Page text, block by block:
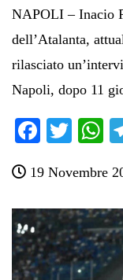
NAPOLI – Inacio
dell’Atalanta,
rilasciato
Napoli, dopo 11
Fa
bo
ok
T
tte
r
ts
A
19 Novembre